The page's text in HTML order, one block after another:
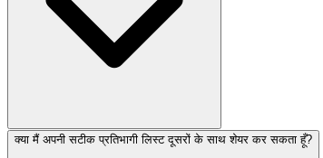
क्या मैं अपनी सटीक प्रतिभागी लिस्ट दूसरों के साथ शेयर कर सकता हूँ?